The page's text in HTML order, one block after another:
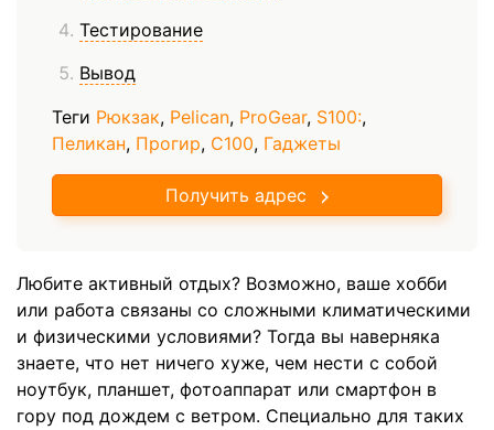
Тестирование
Вывод
Теги Рюкзак, Pelican, ProGear, S100:,
Пеликан, Прогир, С100, Гаджеты
Получить адрес
Любите активный отдых? Возможно, ваше хобби
или работа связаны со сложными климатическими
и физическими условиями? Тогда вы наверняка
знаете, что нет ничего хуже, чем нести с собой
ноутбук, планшет, фотоаппарат или смартфон в
гору под дождем с ветром. Специально для таких